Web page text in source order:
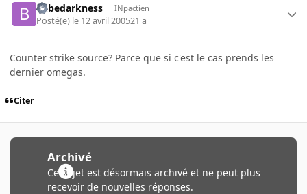
bebedarkness INpactien
Posté(e) le 12 avril 200521 a
Counter strike source? Parce que si c'est le cas prends les
dernier omegas.
Citer
Archivé
Ce sujet est désormais archivé et ne peut plus
recevoir de nouvelles réponses.